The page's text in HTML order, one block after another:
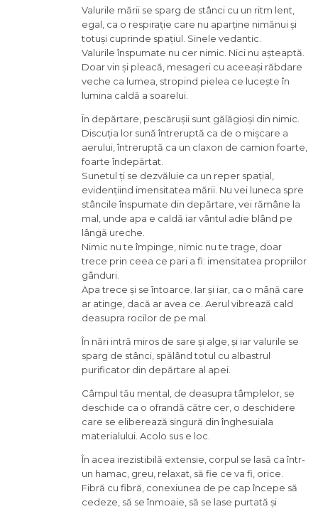
Valurile mării se sparg de stânci cu un ritm lent,
egal, ca o respirație care nu aparține nimănui și
totuși cuprinde spațiul. Sinele vedantic.
Valurile înspumate nu cer nimic. Nici nu așteaptă.
Doar vin și pleacă, mesageri cu aceeași răbdare
veche ca lumea, stropind pielea ce lucește în
lumina caldă a soarelui.
În depărtare, pescărușii sunt gălăgioși din nimic.
Discuția lor sună întreruptă ca de o mișcare a
aerului, întreruptă ca un claxon de camion foarte,
foarte îndepărtat.
Sunetul ți se dezvăluie ca un reper spațial,
evidențiind imensitatea mării. Nu vei luneca spre
stâncile înspumate din depărtare, vei rămâne la
mal, unde apa e caldă iar vântul adie blând pe
lângă ureche.
Nimic nu te împinge, nimic nu te trage, doar
trece prin ceea ce pari a fi: imensitatea propriilor
gânduri.
Apa trece și se întoarce. Iar și iar, ca o mână care
ar atinge, dacă ar avea ce. Aerul vibrează cald
deasupra rocilor de pe mal.
În nări intră miros de sare și alge, și iar valurile se
sparg de stânci, spălând totul cu albastrul
purificator din depărtare al apei.
Câmpul tău mental, de deasupra tâmplelor, se
deschide ca o ofrandă către cer, o deschidere
care se eliberează singură din înghesuiala
materialului. Acolo sus e loc.
În acea irezistibilă extensie, corpul se lasă ca într-
un hamac, greu, relaxat, să fie ce va fi, orice.
Fibră cu fibră, conexiunea de pe cap începe să
cedeze, să se înmoaie, să se lase purtată și